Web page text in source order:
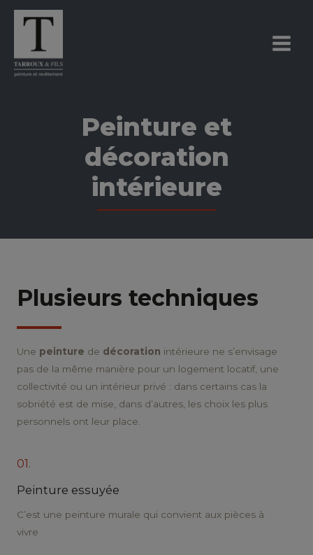
Aller
Menu
Peinture et
décoration
intérieure
Plusieurs techniques
Une peinture de décoration intérieure ne s’envisage
pas de la même manière pour un logement locatif, une
collectivité ou un intérieur privé : dans certains cas la
sobriété est de mise, dans d’autres, les choix les plus
personnels ont leur place.
01.
Peinture essuyée
C’est une peinture murale qui convient aux pièces à
vivre